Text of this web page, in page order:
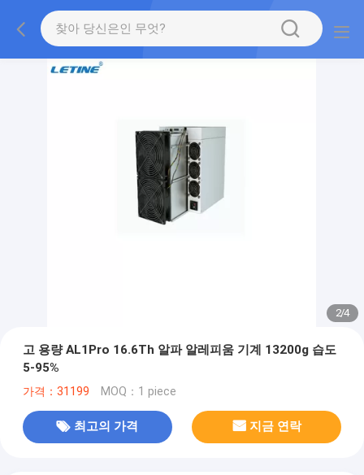
2/4
고 용량 AL1Pro 16.6Th 알파 알레피움 기계 13200g 습도
5-95%
가격：31199 MOQ：1 piece
최고의 가격 지금 연락